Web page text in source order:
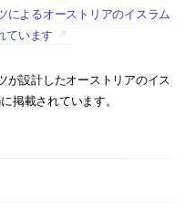
によるオーストリアのイスラム
ています
が設計したオーストリアのイス
掲載されています。